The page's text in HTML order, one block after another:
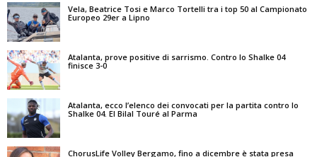
Vela, Beatrice Tosi e Marco Tortelli tra i top 50 al Campionato
Europeo 29er a Lipno
Atalanta, prove positive di sarrismo. Contro lo Shalke 04
finisce 3-0
Atalanta, ecco l’elenco dei convocati per la partita contro lo
Shalke 04. El Bilal Touré al Parma
ChorusLife Volley Bergamo, fino a dicembre è stata presa